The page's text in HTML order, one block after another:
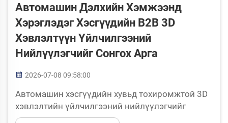
Автомашин Дэлхийн Хэмжээнд
Хэрэглэдэг Хэсгүүдийн B2B 3D
Хэвлэлтүүн Үйлчилгээний
Нийлүүлэгчийг Сонгох Арга
2026-07-08 09:58:00
Автомашин хэсгүүдийн хувьд тохиромжтой 3D
хэвлэлтийн үйлчилгээний нийлүүлэгчийг
сонгох нь худалдан авах бүрдүүлэгчдийн хийж